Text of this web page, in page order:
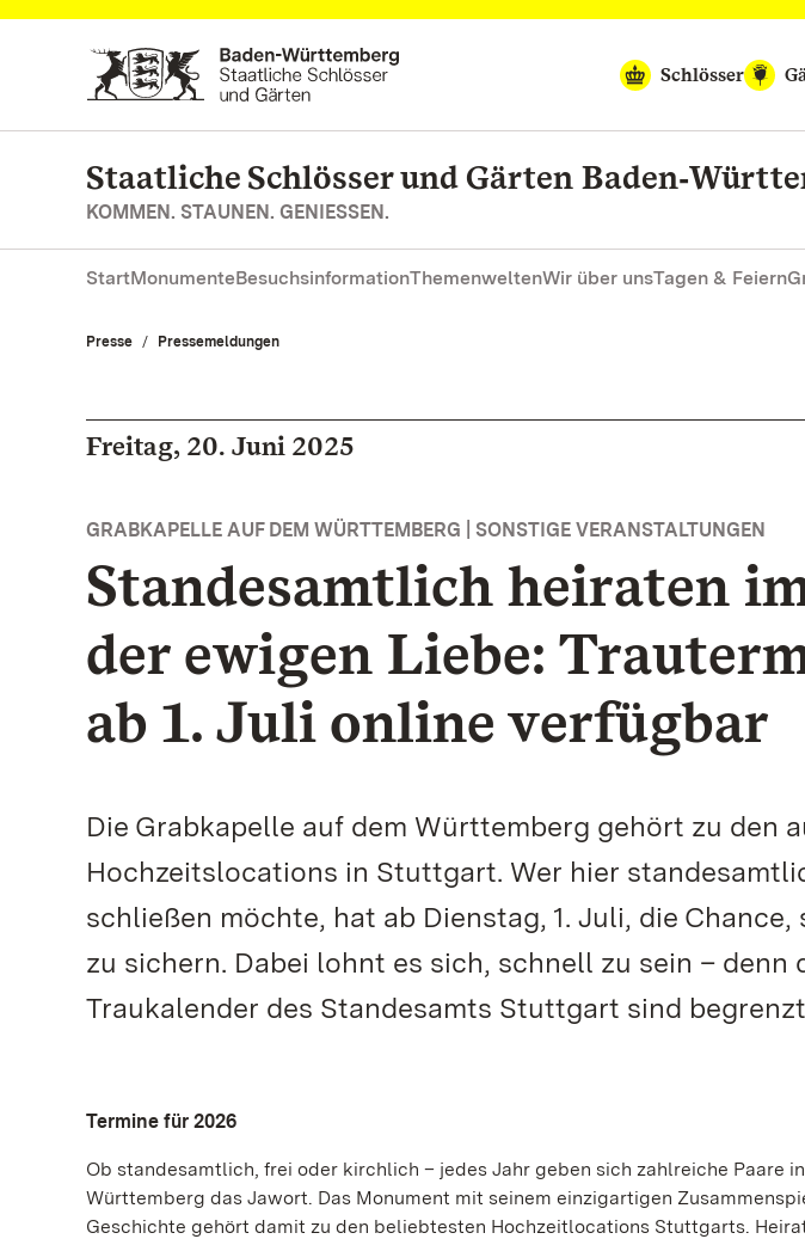
Zum Hauptinhalt springen
Schlösser
Staatliche Schlösser und Gärten
KOMMEN. STAUNEN. GENIESSEN.
StartMonumenteBesuchsinformationThemenweltenWir über unsTagen & Feiern
Presse Pressemeldungen
Freitag, 20. Juni 2025
GRABKAPELLE AUF DEM WÜRTTEMBERG | SONSTIGE VERANSTALTUNGEN
Standesamtlich heiraten
der ewigen Liebe:
ab 1. Juli online verfügbar
Die Grabkapelle auf dem Württemberg gehört zu den
Hochzeitslocations in Stuttgart. Wer hier
schließen möchte, hat ab Dienstag, 1. Juli, die
zu sichern. Dabei lohnt es sich, schnell zu sein – denn
Traukalender des Standesamts Stuttgart sind
Termine für 2026
Ob standesamtlich, frei oder kirchlich – jedes Jahr geben sich zahlreiche Paare
Württemberg das Jawort. Das Monument mit seinem einzigartigen
Geschichte gehört damit zu den beliebtesten Hochzeitlocations Stuttgarts.